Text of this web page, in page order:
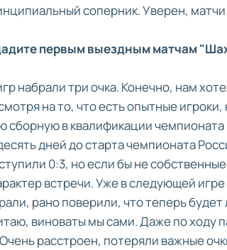
соперник. Уверен,
первым выездным матчам
набрали три очка. Конечно, нам
на то, что есть опытные
сборную в квалификации
дней до старта чемпионата
0:3, но если бы не
встречи. Уже в следующей
рано поверили, что теперь
виноваты мы сами. Даже по ходу
расстроен, потеряли важные